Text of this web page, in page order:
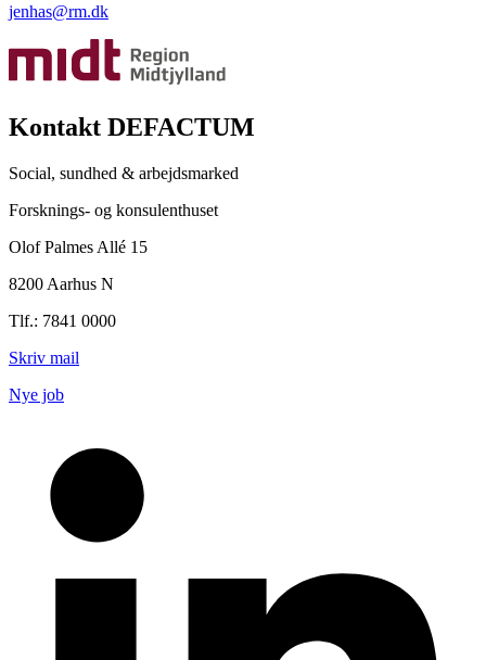
jenhas@rm.dk
Kontakt DEFACTUM
Social, sundhed & arbejdsmarked
Forsknings- og konsulenthuset
Olof Palmes Allé 15
8200 Aarhus N
Tlf.: 7841 0000
Skriv mail
Nye job